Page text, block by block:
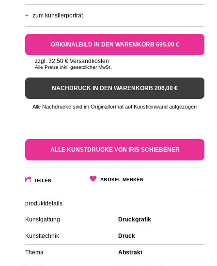
+ zum künstlerporträt
ORIGINALBILD IN DEN WARENKORB 695,00 €
zzgl. 32,50 € Versandkosten
Alle Preise inkl. gesetzlicher MwSt.
NACHDRUCK IN DEN WARENKORB 206,00 €
Alle Nachdrucke sind im Originalformat auf Kunstleinwand aufgezogen
ALLE KUNSTDRUCKE VON IRIS SCHIEBENER
TEILEN ARTIKEL MERKEN
produktdetails
Kunstgattung Druckgrafik
Kunsttechnik Druck
Thema Abstrakt